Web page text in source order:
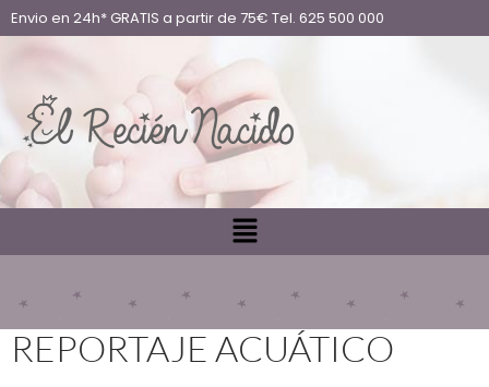
Envio en 24h* GRATIS a partir de 75€ Tel. 625 500 000
REPORTAJE ACUÁTICO